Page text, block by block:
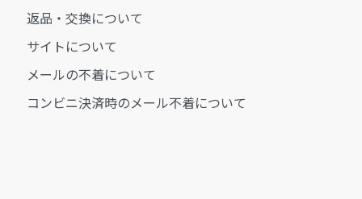
返品・交換について
サイトについて
メールの不着について
コンビニ決済時のメール不着について